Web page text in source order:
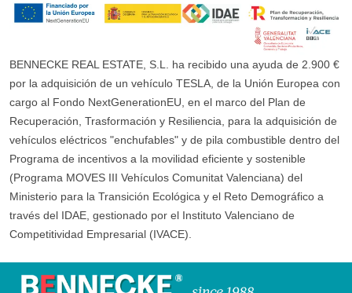
BENNECKE REAL ESTATE, S.L. ha recibido una ayuda de 2.900 €
por la adquisición de un vehículo TESLA, de la Unión Europea con
cargo al Fondo NextGenerationEU, en el marco del Plan de
Recuperación, Trasformación y Resiliencia, para la adquisición de
vehículos eléctricos "enchufables" y de pila combustible dentro del
Programa de incentivos a la movilidad eficiente y sostenible
(Programa MOVES III Vehículos Comunitat Valenciana) del
Ministerio para la Transición Ecológica y el Reto Demográfico a
través del IDAE, gestionado por el Instituto Valenciano de
Competitividad Empresarial (IVACE).